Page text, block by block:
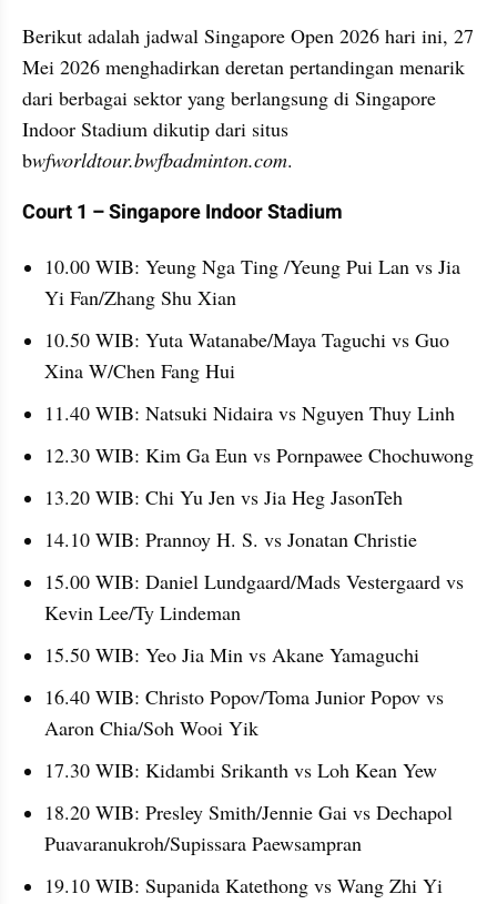
Berikut adalah jadwal Singapore Open 2026 hari ini, 27
Mei 2026 menghadirkan deretan pertandingan menarik
dari berbagai sektor yang berlangsung di Singapore
Indoor Stadium dikutip dari situs
bwfworldtour.bwfbadminton.com.
Court 1 – Singapore Indoor Stadium
10.00 WIB: Yeung Nga Ting /Yeung Pui Lan vs Jia
Yi Fan/Zhang Shu Xian
10.50 WIB: Yuta Watanabe/Maya Taguchi vs Guo
Xina W/Chen Fang Hui
11.40 WIB: Natsuki Nidaira vs Nguyen Thuy Linh
12.30 WIB: Kim Ga Eun vs Pornpawee Chochuwong
13.20 WIB: Chi Yu Jen vs Jia Heg JasonTeh
14.10 WIB: Prannoy H. S. vs Jonatan Christie
15.00 WIB: Daniel Lundgaard/Mads Vestergaard vs
Kevin Lee/Ty Lindeman
15.50 WIB: Yeo Jia Min vs Akane Yamaguchi
16.40 WIB: Christo Popov/Toma Junior Popov vs
Aaron Chia/Soh Wooi Yik
17.30 WIB: Kidambi Srikanth vs Loh Kean Yew
18.20 WIB: Presley Smith/Jennie Gai vs Dechapol
Puavaranukroh/Supissara Paewsampran
19.10 WIB: Supanida Katethong vs Wang Zhi Yi